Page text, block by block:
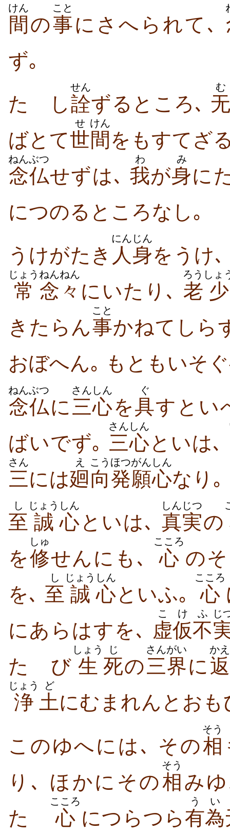
間
けん
の事
こと
にさへられて､
ず｡
たゞし詮
せん
ずるところ､ 无
む
ばとて世
せ
間
けん
をもすてざ
念仏
ねんぶつ
せずは､ 我
わ
が身
み
に
につのるところなし｡
うけがたき 人身
にんじん
をうけ
常
じょう
念々
ねんねん
にいたり､ 老
ろう
少
しょ
きたらん事
こと
かねてしら
おぼへん｡ もともいそ
念仏
ねんぶつ
に 三心
さんしん
を具
ぐ
すとい
ばいでず｡ 三心
さんしん
といは､
三
さん
には廻
え
向
こう
発願
ほつがん
心
しん
なり｡
至
し
誠
じょう
心
しん
といは､ 真実
しんじつ
の
を修
しゅ
せんにも､ 心
こころ
の
を､ 至
し
誠
じょう
心
しん
といふ｡ 心
こころ
にあらはすを､ 虚仮
こけ
不
ふ じ
たゝび 生
しょう
死
じ
の三界
さんがい
に返
かえ
浄
じょう
土
ど
にむまれんとおも
このゆへには､ その相
そう
り､ ほかにその相
そう
み
たゞ
心
こころ
につらつら有為
うい